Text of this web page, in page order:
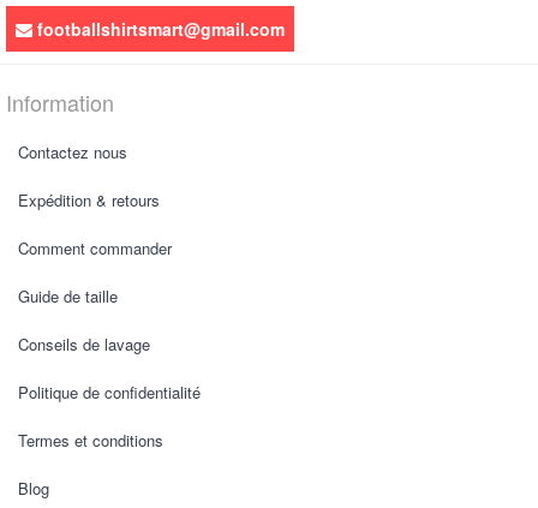
footballshirtsmart@gmail.com
Information
Contactez nous
Expédition & retours
Comment commander
Guide de taille
Conseils de lavage
Politique de confidentialité
Termes et conditions
Blog